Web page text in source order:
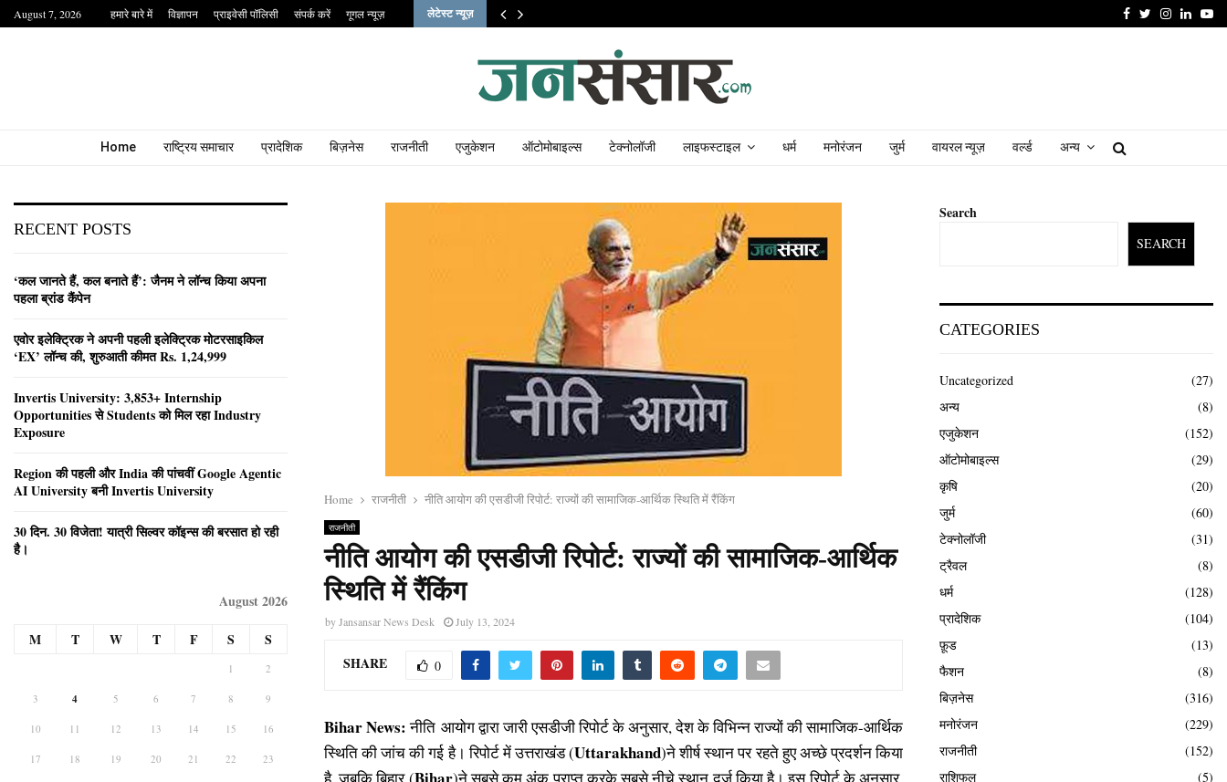
August 7, 2026 हमारे बारे में विज्ञापन प्राइवेसी पॉलिसी संपर्क करें गूगल न्यूज़ लेटेस्ट न्यूज़ FacebookTwitter
Instagram
Home राष्ट्रिय समाचार प्रादेशिक बिज़नेस राजनीती एजुकेशन ऑटोमोबाइल्स टेक्नोलॉजी लाइफस्टाइल धर्म मनोरंजन जुर्म वायरल न्यूज़ वर्ल्ड अन्य
Home राजनीती नीति आयोग की एसडीजी रिपोर्ट: राज्यों की सामाजिक-आर्थिक स्थिति में रैंकिंग
राजनीती
नीति आयोग की एसडीजी रिपोर्ट: राज्यों की सामाजिक-आर्थिक
स्थिति में रैंकिंग
byJansansar News Desk July 13, 2024
SHARE 0
Bihar News:नीति आयोग द्वारा जारी एसडीजी रिपोर्ट के अनुसार, देश के विभिन्न राज्यों की सामाजिक-आर्थिक
स्थिति की जांच की गई है। रिपोर्ट में उत्तराखंड (Uttarakhand)ने शीर्ष स्थान पर रहते हुए अच्छे प्रदर्शन किया
है, जबकि बिहार (Bihar)ने सबसे कम अंक प्राप्त करके सबसे नीचे स्थान दर्ज किया है। इस रिपोर्ट के अनुसार,
RECENT POSTS
‘कल जानते हैं, कल बनाते हैं’: जैनम ने लॉन्च किया अपना
पहला ब्रांड कैंपेन
एवोर इलेक्ट्रिक ने अपनी पहली इलेक्ट्रिक मोटरसाइकिल
‘EX’ लॉन्च की, शुरुआती कीमत Rs. 1,24,999
Invertis University: 3,853+ Internship
Opportunities से Students को मिल रहा Industry
Exposure
Region की पहली और India की पांचवीं Google Agentic
AI University बनी Invertis University
30 दिन. 30 विजेता! यात्री सिल्वर कॉइन्स की बरसात हो रही
है।
August 2026
M
T W T F S S
1 2
3 4 5 6 7 8 9
10 11 12 13 14 15 16
17 18 19 20 21 22 23
Search
SEARCH
CATEGORIES
Uncategorized
(27)
अन्य
(8)
एजुकेशन
(152)
ऑटोमोबाइल्स
(29)
कृषि
(20)
जुर्म
(60)
टेक्नोलॉजी
(31)
ट्रैवल
(8)
धर्म
(128)
प्रादेशिक
(104)
फ़ूड
(13)
फैशन
(8)
बिज़नेस
(316)
मनोरंजन
(229)
राजनीती
(152)
राशिफल
(5)